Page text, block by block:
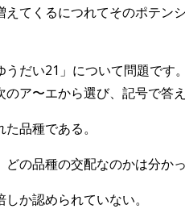
てくるにつれてそのポテン
だい21」について問題です
ア〜エから選び、記号で答え
品種である。
の品種の交配なのかは分かっ
か認められていない。